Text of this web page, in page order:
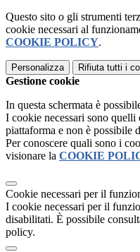
Questo sito o gli strumenti
cookie necessari al
COOKIE POLICY.
Personalizza Rifiuta tutti i
Gestione cookie
In questa schermata è
I cookie necessari sono
piattaforma e non è possibile
Per conoscere quali sono i
visionare la COOKIE
Cookie necessari per il
I cookie necessari per il
disabilitati. È possibile
policy.